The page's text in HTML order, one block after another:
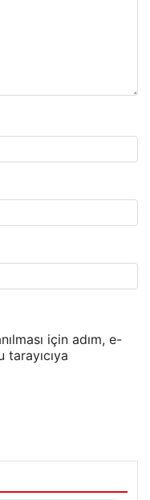
için adım, e-